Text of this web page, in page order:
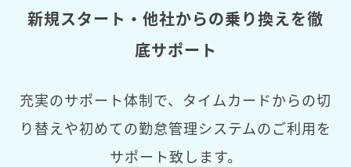
新規スタート・他社からの乗り換えを徹
底サポート
充実のサポート体制で、タイムカードからの切
り替えや初めての勤怠管理システムのご利用を
サポート致します。